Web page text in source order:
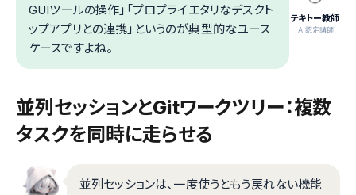
テキトー教師
.AI認定講師
GUIツールの操作」「プロプライエタリなデスクト
ップアプリとの連携」というのが典型的なユース
ケースですよね。
並列セッションとGitワークツリー：複数
タスクを同時に走らせる
並列セッションは、一度使うともう戻れない機能